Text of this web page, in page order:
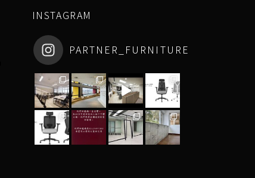
INSTAGRAM
PARTNER_FURNITURE